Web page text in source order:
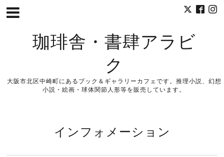
珈琲舎・書肆アラビ
ク
大阪市北区中崎町にあるブック＆ギャラリーカフェです。推理小説、幻想
小説・絵画・球体関節人形等を販売しています。
インフォメーション